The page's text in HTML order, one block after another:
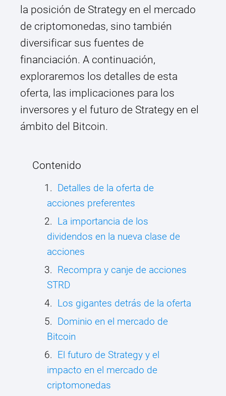
la posición de Strategy en el mercado
de criptomonedas, sino también
diversificar sus fuentes de
financiación. A continuación,
exploraremos los detalles de esta
oferta, las implicaciones para los
inversores y el futuro de Strategy en el
ámbito del Bitcoin.
Contenido
Detalles de la oferta de
acciones preferentes
La importancia de los
dividendos en la nueva clase de
acciones
Recompra y canje de acciones
STRD
Los gigantes detrás de la oferta
Dominio en el mercado de
Bitcoin
El futuro de Strategy y el
impacto en el mercado de
criptomonedas